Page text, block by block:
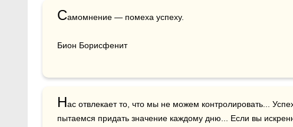
Самомнение — помеха успеху.
Бион Борисфенит
Нас отвлекает то, что мы не можем контролировать...
пытаемся придать значение каждому дню... Если вы